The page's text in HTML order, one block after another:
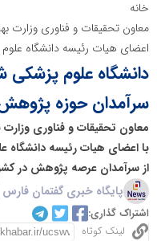
خانه
معاون تحقیقات و فناوری
اعضای هیات رئیسه دانشگاه علوم
دانشگاه علوم پزشکی
سرآمدان حوزه
معاون تحقیقات و فناوری
با اعضای هیات رئیسه دانشگاه
از سرآمدان عرصه پژوهش در
پایگاه خبری گفتمان فارس
اشتراک گذاری:
لینک کوتاه